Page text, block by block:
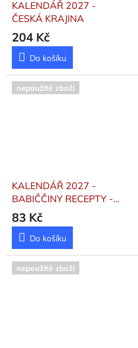
KALENDÁŘ 2027 -
ČESKÁ KRAJINA
204 Kč
Do košíku
nepoužité zboží
KALENDÁŘ 2027 -
BABIČČINY RECEPTY -
STOLNÍ
83 Kč
Do košíku
nepoužité zboží